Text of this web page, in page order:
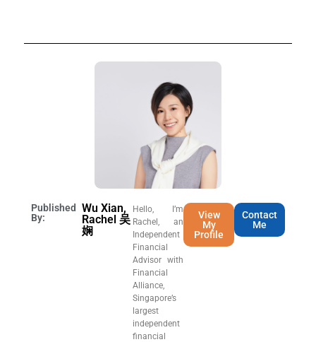
Published
By:
Wu Xian,
Rachel 吴
娴
Hello, I’m
Rachel, an
Independent
Financial
Advisor with
Financial
Alliance,
Singapore’s
largest
independent
financial
View
My
Profile
Contact
Me